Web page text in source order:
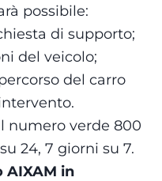
possibile:
di supporto;
del veicolo;
del carro
numero verde 800
24, 7 giorni su 7.
AIXAM in